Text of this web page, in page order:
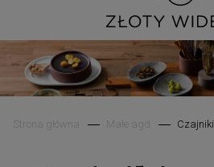
Strona główna Małe agd